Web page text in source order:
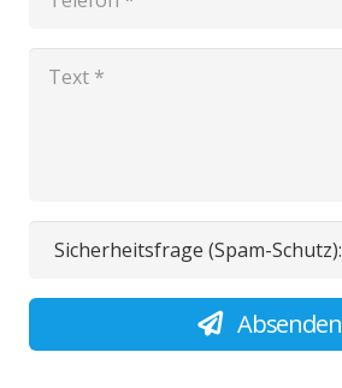
Sicherheitsfrage (Spam-Schutz):
Absenden